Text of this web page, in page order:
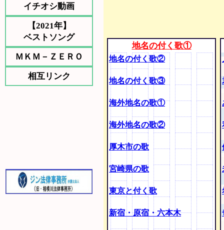
イチオシ動画
【2021年】
ベストソング
ＭＫＭ－ＺＥＲＯ
相互リンク
地名の付く歌①
地名の付く歌②
地名の付く歌③
海外地名の歌①
海外地名の歌②
厚木市の歌
宮崎県の歌
東京と付く歌
新宿・原宿・六本木